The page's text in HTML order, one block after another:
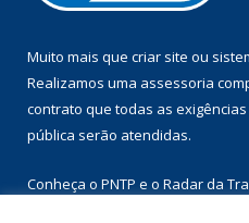
Muito mais que criar site ou
Realizamos uma assessoria
contrato que todas as
pública serão atendidas.
Conheça o PNTP e o Radar da